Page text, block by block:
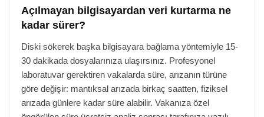
Açılmayan bilgisayardan veri kurtarma ne
kadar sürer?
Diski sökerek başka bilgisayara bağlama yöntemiyle 15-
30 dakikada dosyalarınıza ulaşırsınız. Profesyonel
laboratuvar gerektiren vakalarda süre, arızanın türüne
göre değişir: mantıksal arızada birkaç saatten, fiziksel
arızada günlere kadar süre alabilir. Vakanıza özel